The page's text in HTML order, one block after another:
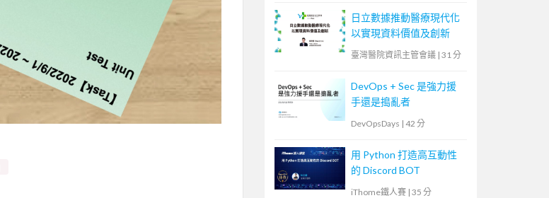
日立數據推動醫療現代化
以實現資料價值及創新
臺灣醫院資訊主管會議 | 31 分
DevOps + Sec 是強力援
手還是搗亂者
DevOpsDays | 42 分
用 Python 打造高互動性
的 Discord BOT
iThome鐵人賽 | 35 分